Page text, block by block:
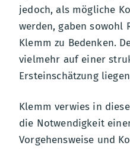
jedoch, als mögliche
werden, gaben sowohl
Klemm zu Bedenken.
vielmehr auf einer
Ersteinschätzung
Klemm verwies in
die Notwendigkeit
Vorgehensweise und